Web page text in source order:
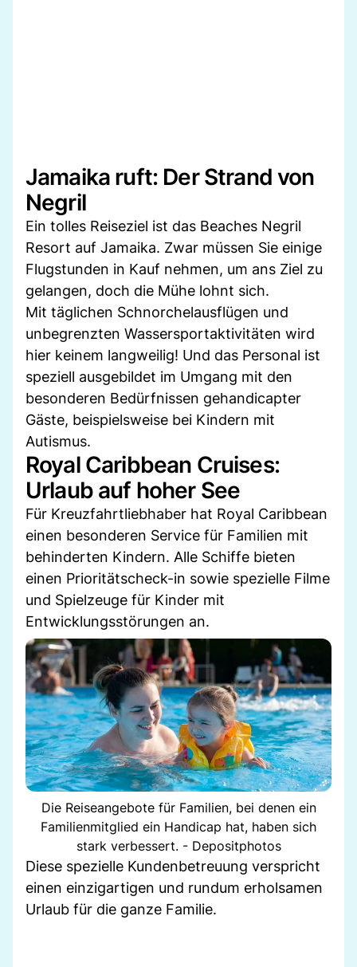
Jamaika ruft: Der Strand von
Negril
Ein tolles Reiseziel ist das Beaches Negril
Resort auf Jamaika. Zwar müssen Sie einige
Flugstunden in Kauf nehmen, um ans Ziel zu
gelangen, doch die Mühe lohnt sich.
Mit täglichen Schnorchelausflügen und
unbegrenzten Wassersportaktivitäten wird
hier keinem langweilig! Und das Personal ist
speziell ausgebildet im Umgang mit den
besonderen Bedürfnissen gehandicapter
Gäste, beispielsweise bei Kindern mit
Autismus.
Royal Caribbean Cruises:
Urlaub auf hoher See
Für Kreuzfahrtliebhaber hat Royal Caribbean
einen besonderen Service für Familien mit
behinderten Kindern. Alle Schiffe bieten
einen Prioritätscheck-in sowie spezielle Filme
und Spielzeuge für Kinder mit
Entwicklungsstörungen an.
Die Reiseangebote für Familien, bei denen ein
Familienmitglied ein Handicap hat, haben sich
stark verbessert. - Depositphotos
Diese spezielle Kundenbetreuung verspricht
einen einzigartigen und rundum erholsamen
Urlaub für die ganze Familie.